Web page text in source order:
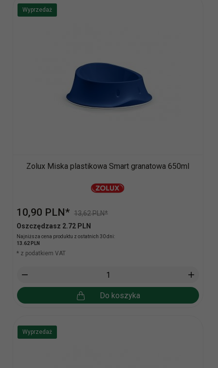
Wyprzedaż
Zolux Miska plastikowa Smart granatowa 650ml
10,90 PLN* 13,62 PLN*
Oszczędzasz 2.72 PLN
Najniższa cena produktu z ostatnich 30 dni:
13.62 PLN
* z podatkiem VAT
Do koszyka
Wyprzedaż